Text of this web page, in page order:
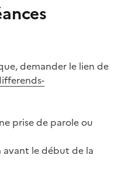
demander le lien de
prise de parole ou
avant le début de la